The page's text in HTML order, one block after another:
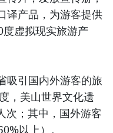
译产品，为游客提供
虚拟现实旅游产
吸引国内外游客的旅
，美山世界文化遗
次；其中，国外游客
以上）。